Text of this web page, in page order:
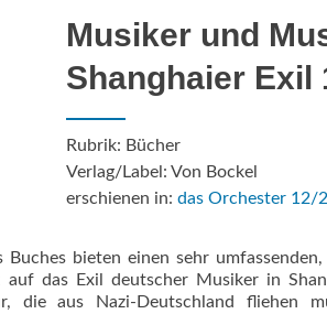
Musiker und
Shanghaier Exil
Rubrik: Bücher
Verlag/Label: Von Bockel
erschienen in: das Orchester 12/
Buches bieten einen sehr
auf das Exil deutscher Musiker in
die aus Nazi-Deutschland fliehen